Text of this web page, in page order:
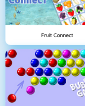
Fruit Connect